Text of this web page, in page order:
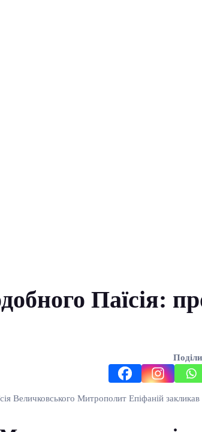
Паїсія:
Величковського Митрополит Епіфаній